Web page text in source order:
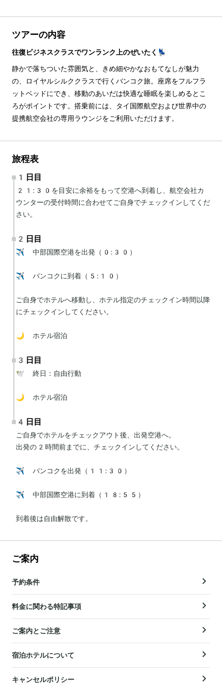
ツアーの内容
往復ビジネスクラスでワンランク上のぜいたく💺
静かで落ちついた雰囲気と、きめ細やかなおもてなしが魅力
の、ロイヤルシルククラスで行くバンコク旅。座席をフルフラ
ットベッドにでき、移動のあいだは快適な睡眠を楽しめるとこ
ろがポイントです。搭乗前には、タイ国際航空および世界中の
提携航空会社の専用ラウンジをご利用いただけます。
旅程表
1日目
21:30を目安に余裕をもって空港へ到着し、航空会社カ
ウンターの受付時間に合わせてご自身でチェックインしてくだ
さい。
2日目
✈️ 中部国際空港を出発（0:30）
✈️ バンコクに到着（5:10）
ご自身でホテルへ移動し、ホテル指定のチェックイン時間以降
にチェックインしてください。
🌙 ホテル宿泊
3日目
🕊 終日：自由行動
🌙 ホテル宿泊
4日目
ご自身でホテルをチェックアウト後、出発空港へ。
出発の2時間前までに、チェックインしてください。
✈️ バンコクを出発（11:30）
✈️ 中部国際空港に到着（18:55）
到着後は自由解散です。
ご案内
予約条件
料金に関わる特記事項
ご案内とご注意
宿泊ホテルについて
キャンセルポリシー